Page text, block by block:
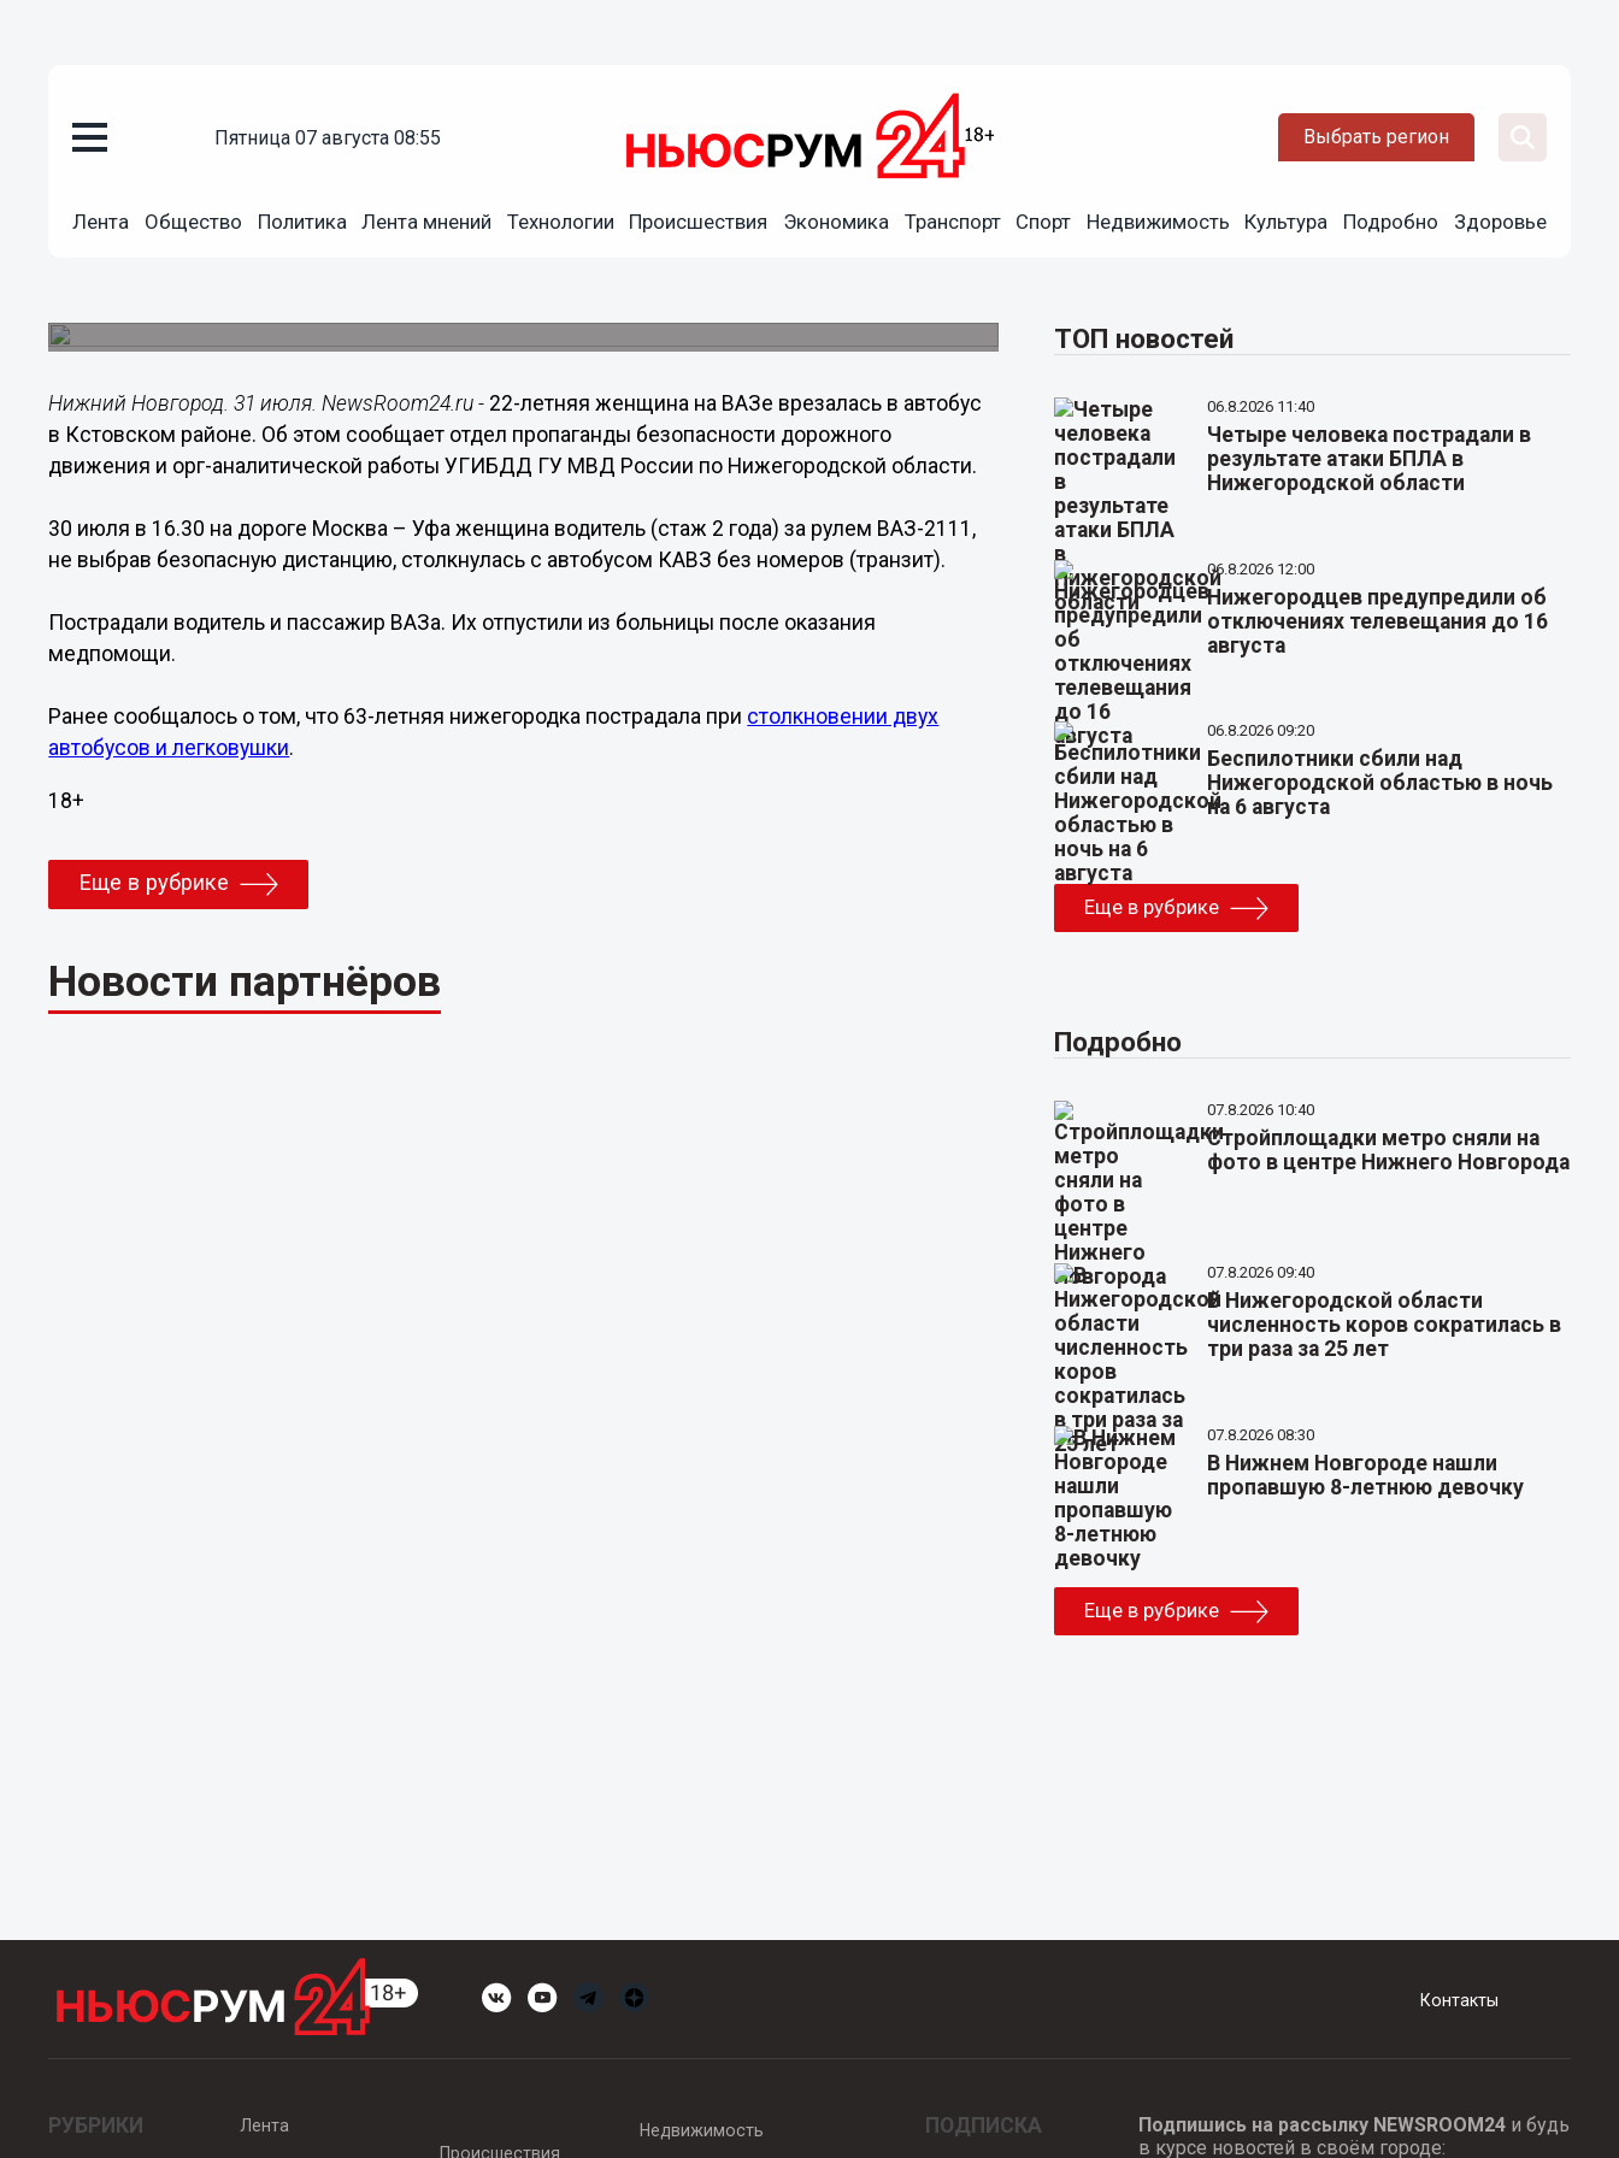
пятница 07 августа 08:55 Выбрать регион
Лента Общество Политика Лента мнений Технологии Происшествия Экономика Транспорт Спорт Недвижимость Культура Подробно Здоровье
22-летняя женщина на ВАЗе врезалась в автобус в
Нижний Новгород. 31 июля. NewsRoom24.ru - 22-летняя женщина на ВАЗе врезалась в автобус
в Кстовском районе. Об этом сообщает отдел пропаганды безопасности дорожного
движения и орг-аналитической работы УГИБДД ГУ МВД России по Нижегородской области.
30 июля в 16.30 на дороге Москва – Уфа женщина водитель (стаж 2 года) за рулем ВАЗ-2111,
не выбрав безопасную дистанцию, столкнулась с автобусом КАВЗ без номеров (транзит).
Пострадали водитель и пассажир ВАЗа. Их отпустили из больницы после оказания
медпомощи.
Ранее сообщалось о том, что 63-летняя нижегородка пострадала при столкновении двух
автобусов и легковушки.
18+
Еще в рубрике
Новости партнёров
ТОП новостей
06.8.2026 11:40
Четыре человека пострадали в
результате атаки БПЛА в
Нижегородской области
06.8.2026 12:00
Нижегородцев предупредили об
отключениях телевещания до 16
августа
06.8.2026 09:20
Беспилотники сбили над
Нижегородской областью в ночь
на 6 августа
Еще в рубрике
Подробно
07.8.2026 10:40
Стройплощадки метро сняли на
фото в центре Нижнего Новгорода
07.8.2026 09:40
В Нижегородской области
численность коров сократилась в
три раза за 25 лет
07.8.2026 08:30
В Нижнем Новгороде нашли
пропавшую 8-летнюю девочку
Еще в рубрике
Контакты
РУБРИКИ
Лента
Происшествия
Недвижимость ПОДПИСКА Подпишись на рассылку NEWSROOM24и будь
в курсе новостей в своём городе: